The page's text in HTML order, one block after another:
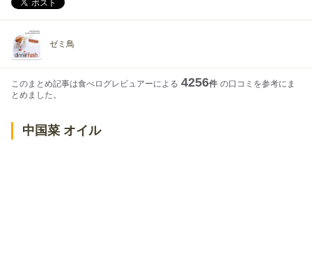
ゼミ鳥
このまとめ記事は食べログレビュアーによる 4256件 の口コミを参考にま
とめました。
中国菜 オイル